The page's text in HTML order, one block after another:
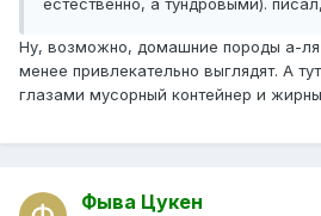
естественно, а тундровыми).
Ну, возможно, домашние породы а-
менее привлекательно выглядят. А
глазами мусорный контейнер и
Фыва Цукен